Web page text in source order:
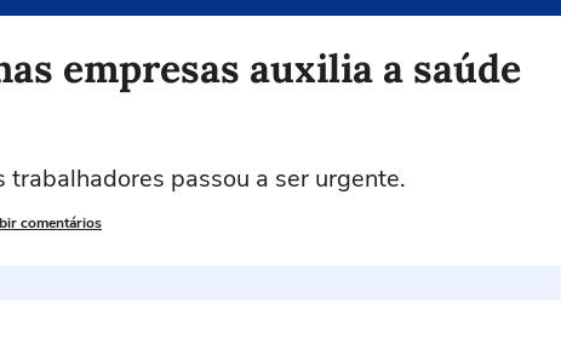
empresas auxilia a saúde
passou a ser urgente.
comentários